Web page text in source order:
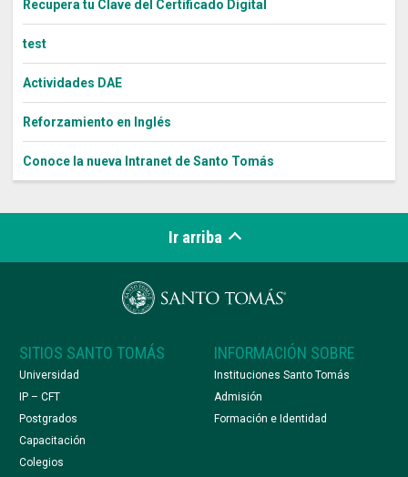
Recupera tu Clave del Certificado Digital
test
Actividades DAE
Reforzamiento en Inglés
Conoce la nueva Intranet de Santo Tomás
Ir arriba
SITIOS SANTO TOMÁS
Universidad
IP – CFT
Postgrados
Capacitación
Colegios
INFORMACIÓN SOBRE
Instituciones Santo Tomás
Admisión
Formación e Identidad